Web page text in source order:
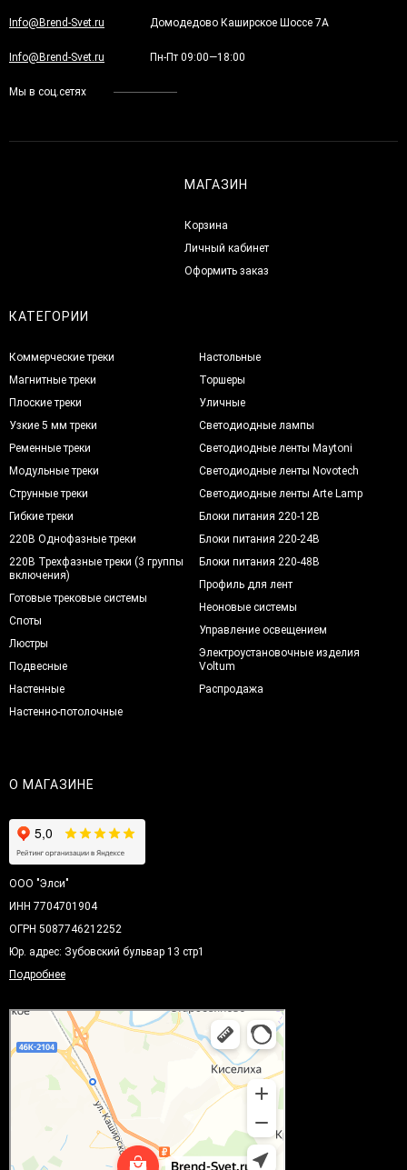
Info@Brend-Svet.ru Домодедово Каширское Шоссе 7А
Info@Brend-Svet.ru Пн-Пт 09:00—18:00
Мы в соц.сетях
МАГАЗИН
Корзина
Личный кабинет
Оформить заказ
КАТЕГОРИИ
Коммерческие треки
Магнитные треки
Плоские треки
Узкие 5 мм треки
Ременные треки
Модульные треки
Струнные треки
Гибкие треки
220В Однофазные треки
220В Трехфазные треки (3 группы
включения)
Готовые трековые системы
Споты
Люстры
Подвесные
Настенные
Настенно-потолочные
Настольные
Торшеры
Уличные
Светодиодные лампы
Светодиодные ленты Maytoni
Светодиодные ленты Novotech
Светодиодные ленты Arte Lamp
Блоки питания 220-12В
Блоки питания 220-24В
Блоки питания 220-48В
Профиль для лент
Неоновые системы
Управление освещением
Электроустановочные изделия
Voltum
Распродажа
О МАГАЗИНЕ
ООО "Элси"
ИНН 7704701904
ОГРН 5087746212252
Юр. адрес: Зубовский бульвар 13 стр1
Подробнее